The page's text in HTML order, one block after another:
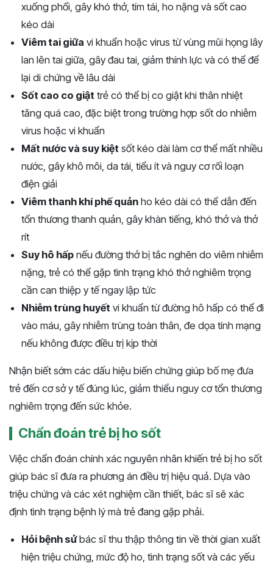
xuống phổi, gây khó thở, tím tái, ho nặng và sốt cao
kéo dài
Viêm tai giữa vi khuẩn hoặc virus từ vùng mũi họng lây
lan lên tai giữa, gây đau tai, giảm thính lực và có thể để
lại di chứng về lâu dài
Sốt cao co giật trẻ có thể bị co giật khi thân nhiệt
tăng quá cao, đặc biệt trong trường hợp sốt do nhiễm
virus hoặc vi khuẩn
Mất nước và suy kiệt sốt kéo dài làm cơ thể mất nhiều
nước, gây khô môi, da tái, tiểu ít và nguy cơ rối loạn
điện giải
Viêm thanh khí phế quản ho kéo dài có thể dẫn đến
tổn thương thanh quản, gây khàn tiếng, khó thở và thở
rít
Suy hô hấp nếu đường thở bị tắc nghẽn do viêm nhiễm
nặng, trẻ có thể gặp tình trạng khó thở nghiêm trọng
cần can thiệp y tế ngay lập tức
Nhiễm trùng huyết vi khuẩn từ đường hô hấp có thể đi
vào máu, gây nhiễm trùng toàn thân, đe dọa tính mạng
nếu không được điều trị kịp thời
Nhận biết sớm các dấu hiệu biến chứng giúp bố mẹ đưa
trẻ đến cơ sở y tế đúng lúc, giảm thiểu nguy cơ tổn thương
nghiêm trọng đến sức khỏe.
Chẩn đoán trẻ bị ho sốt
Việc chẩn đoán chính xác nguyên nhân khiến trẻ bị ho sốt
giúp bác sĩ đưa ra phương án điều trị hiệu quả. Dựa vào
triệu chứng và các xét nghiệm cần thiết, bác sĩ sẽ xác
định tình trạng bệnh lý mà trẻ đang gặp phải.
Hỏi bệnh sửbác sĩ thu thập thông tin về thời gian xuất
hiện triệu chứng, mức độ ho, tình trạng sốt và các yếu